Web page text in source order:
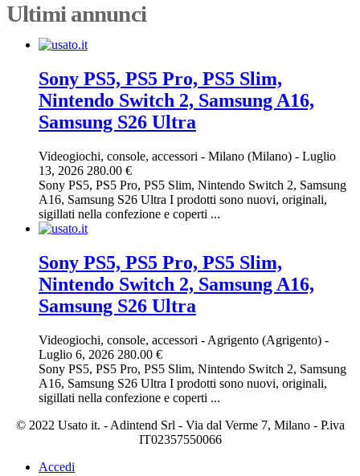
Ultimi annunci
Sony PS5, PS5 Pro, PS5 Slim,
Nintendo Switch 2, Samsung A16,
Samsung S26 Ultra
Videogiochi, console, accessori - Milano (Milano) - Luglio
13, 2026 280.00 €
Sony PS5, PS5 Pro, PS5 Slim, Nintendo Switch 2, Samsung
A16, Samsung S26 Ultra I prodotti sono nuovi, originali,
sigillati nella confezione e coperti ...
Sony PS5, PS5 Pro, PS5 Slim,
Nintendo Switch 2, Samsung A16,
Samsung S26 Ultra
Videogiochi, console, accessori - Agrigento (Agrigento) -
Luglio 6, 2026 280.00 €
Sony PS5, PS5 Pro, PS5 Slim, Nintendo Switch 2, Samsung
A16, Samsung S26 Ultra I prodotti sono nuovi, originali,
sigillati nella confezione e coperti ...
© 2022 Usato it. - Adintend Srl - Via dal Verme 7, Milano - P.iva
IT02357550066
Accedi